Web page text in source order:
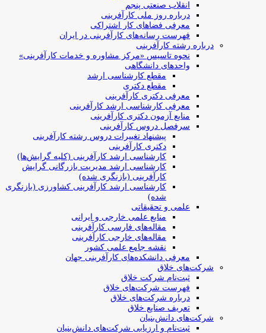
انقلاب صنعتی پنجم
درباره روز ملی کارآفرینی
معرفی فضاهای کار اشتراکی
فهرست رسانه‌های کارآفرینی در ایران
درباره رشته کارآفرینی
نحوه تاسیس «مرکز مشاوره و خدمات کارآفرینی»
واحدهای دانشگاهی
مقطع کارشناسی ارشد
مقطع دکتری
معرفی دکتری کارآفرینی
معرفی کارشناسی ارشد کارآفرینی
منابع آزمون دکتری کارآفرینی
سرفصل دروس کارآفرینی
پیشنهاد تغییرات دروس رشته کارآفرینی
دکتری کارآفرینی
کارشناسی ارشد کارآفرینی (کلیه گرایش‌ها)
کارشناسی ارشد مدیریت بازرگانی گرایش
کارآفرینی (بازنگری شده)
کارشناسی ارشد کارآفرینی کشاورزی (بازنگری
شده)
علمی و تحقیقاتی
منابع علمی خارجی و ایرانی
مقاله‌های فارسی کارآفرینی
مقاله‌های خارجی کارآفرینی
نقشه جامع علمی کشور
معرفی دانشکده‌های کارآفرینی جهان
شرکت‌های خلاق
ثبت‌نام شرکت خلاق
فهرست شرکت‌های خلاق
درباره شرکت‌های خلاق
تعریف صنایع خلاق
شرکت‌های دانش‌بنیان
ثبت‌نام و ارزیابی شرکت‌های دانش‌بنیان